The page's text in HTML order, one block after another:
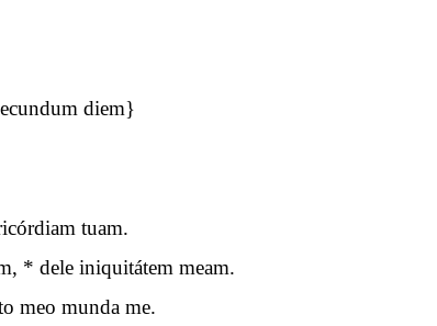
diem}
tuam.
* dele iniquitátem meam.
meo munda me.